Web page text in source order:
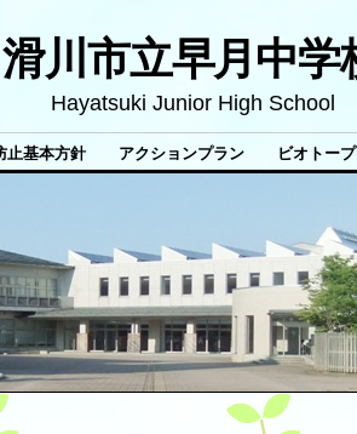
滑川市立早月中学
Hayatsuki Junior High School
止基本方針 アクションプラン ビオトープ